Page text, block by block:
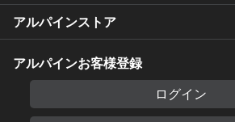
アルパインストア
アルパインお客様登録
ログイン